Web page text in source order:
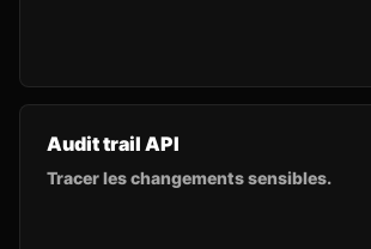
Audit trail API
Tracer les changements sensibles.